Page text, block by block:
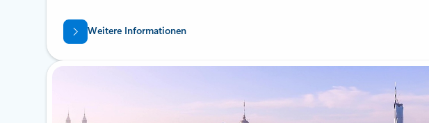
Weitere Informationen